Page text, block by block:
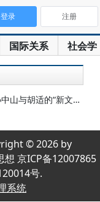
国际关系 社会学
登录 注册
胡适的“新文化运动”
© 2026 by
京ICP备12007865
号.
系统